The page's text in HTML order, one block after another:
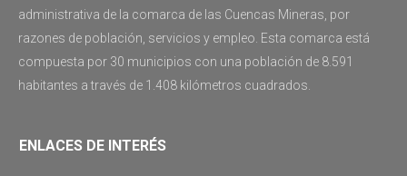
administrativa de la comarca de las Cuencas Mineras, por
razones de población, servicios y empleo. Esta comarca está
compuesta por 30 municipios con una población de 8.591
habitantes a través de 1.408 kilómetros cuadrados.
ENLACES DE INTERÉS